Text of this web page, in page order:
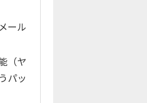
ール
（ヤ
パッ